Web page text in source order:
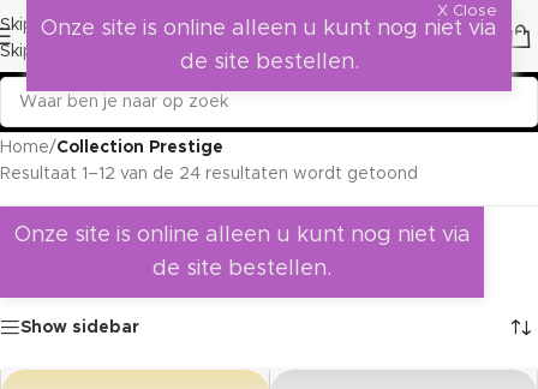
Skip to navigation
Skip to main content
Home/Collection Prestige
Resultaat 1–12 van de 24 resultaten wordt getoond
Onze site is online alleen u kunt nog niet via
de site bestellen.
Show sidebar
X Close
Onze site is online alleen u kunt nog niet via
de site bestellen.